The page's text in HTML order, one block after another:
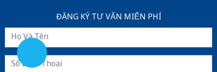
ĐĂNG KÝ TƯ VẤN MIẾN PHÍ